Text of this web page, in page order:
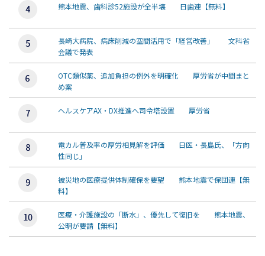
熊本地震、歯科診52施設が全半壊 日歯連【無料】
長崎大病院、病床削減の空間活用で「経営改善」 文科省
会議で発表
OTC類似薬、追加負担の例外を明確化 厚労省が中間まと
め案
ヘルスケアAX・DX推進へ司令塔設置 厚労省
電カル普及率の厚労相見解を評価 日医・長島氏、「方向
性同じ」
被災地の医療提供体制確保を要望 熊本地震で保団連【無
料】
医療・介護施設の「断水」、優先して復旧を 熊本地震、
公明が要請【無料】